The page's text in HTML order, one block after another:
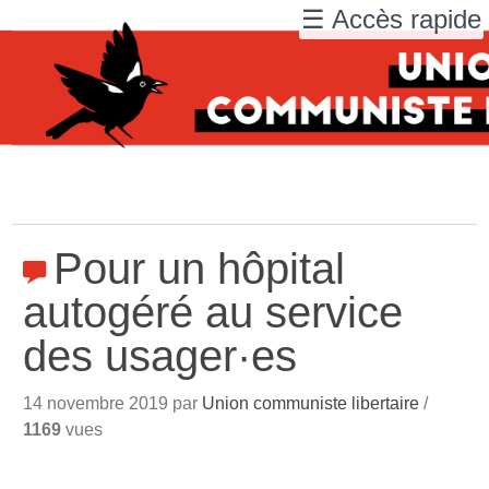
Pour un hôpital
autogéré au service
des usager·es
14 novembre 2019 par Union communiste libertaire /
1169 vues
☰ Accès rapide